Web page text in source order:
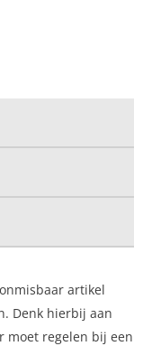
artikel
Denk hierbij aan
moet regelen bij een